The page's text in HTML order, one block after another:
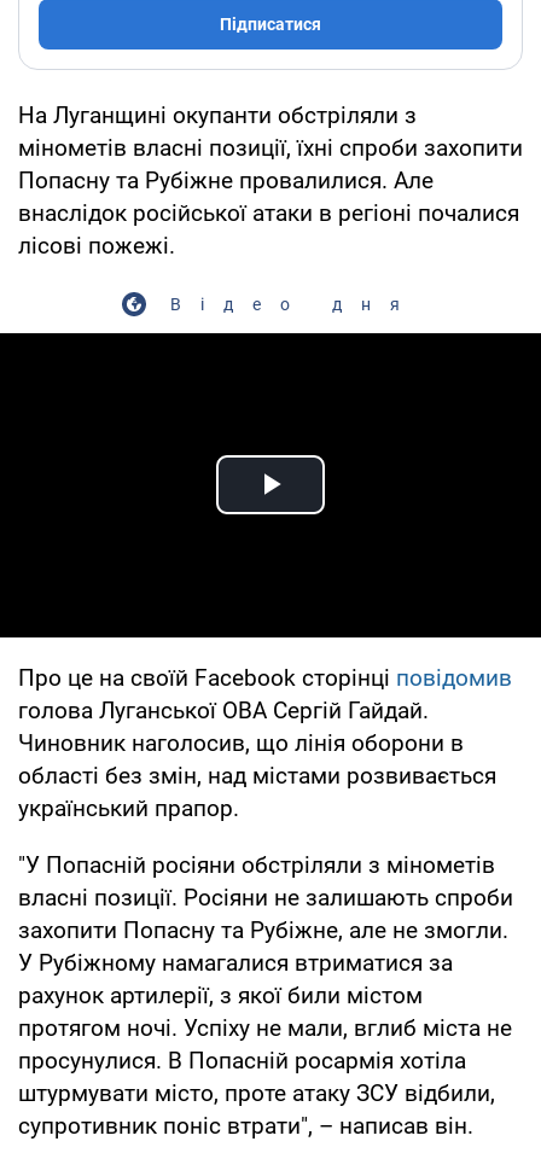
Підписатися
На Луганщині окупанти обстріляли з
мінометів власні позиції, їхні спроби захопити
Попасну та Рубіжне провалилися. Але
внаслідок російської атаки в регіоні почалися
лісові пожежі.
Відео дня
Play Video
Про це на своїй Facebook сторінці повідомив
голова Луганської ОВА Сергій Гайдай.
Чиновник наголосив, що лінія оборони в
області без змін, над містами розвивається
український прапор.
"У Попасній росіяни обстріляли з мінометів
власні позиції. Росіяни не залишають спроби
захопити Попасну та Рубіжне, але не змогли.
У Рубіжному намагалися втриматися за
рахунок артилерії, з якої били містом
протягом ночі. Успіху не мали, вглиб міста не
просунулися. В Попасній росармія хотіла
штурмувати місто, проте атаку ЗСУ відбили,
супротивник поніс втрати", – написав він.